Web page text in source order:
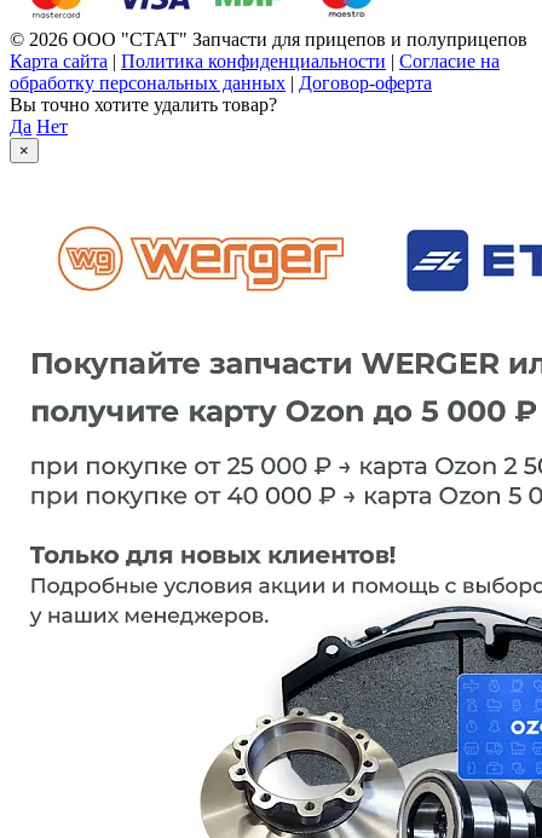
© 2026 ООО "СТАТ" Запчасти для прицепов и полуприцепов
Карта сайта | Политика конфиденциальности | Согласие на
обработку персональных данных | Договор-оферта
Вы точно хотите удалить товар?
Да Нет
×